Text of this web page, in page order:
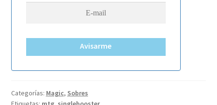
Avisarme
Categorías: Magic, Sobres